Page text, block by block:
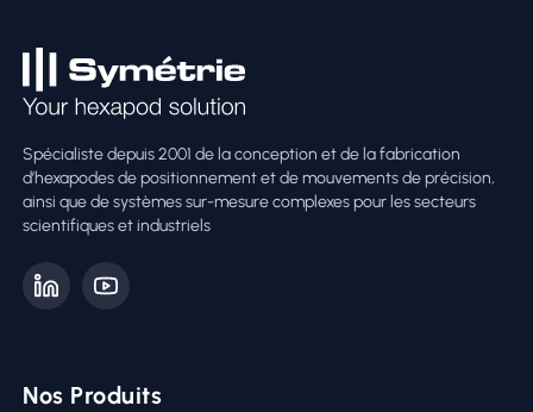
Spécialiste depuis 2001 de la conception et de la fabrication
d’hexapodes de positionnement et de mouvements de précision,
ainsi que de systèmes sur-mesure complexes pour les secteurs
scientifiques et industriels
Nos Produits